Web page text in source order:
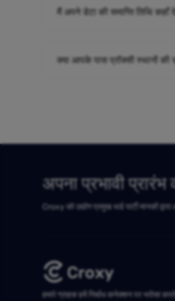
मैं अपने डेटा की समाप्ति तिथि कहाँ
क्या आपके पास प्रॉक्सी स्थानों की
अपना प्रभावी
Croxy को उद्योग प्रमुख थर्ड पार्टी मानकों
हमारे ग्राहक हमें निर्बाध कनेक्शन पर भरोसा